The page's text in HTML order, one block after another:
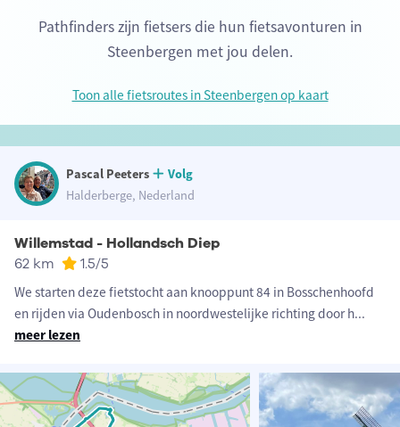
Pathfinders zijn fietsers die hun fietsavonturen in
Steenbergen met jou delen.
Toon alle fietsroutes in Steenbergen op kaart
Pascal Peeters
Volg
Halderberge, Nederland
Willemstad - Hollandsch Diep
62 km 1.5/5
We starten deze fietstocht aan knooppunt 84 in Bosschenhoofd
en rijden via Oudenbosch in noordwestelijke richting door h...
meer lezen